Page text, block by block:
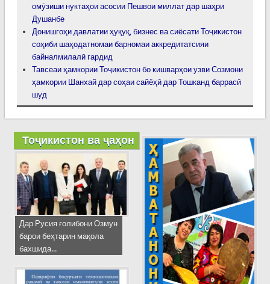
омӯзиши нуктаҳои асосии Пешвои миллат дар шаҳри
Душанбе
Донишгоҳи давлатии ҳуқуқ, бизнес ва сиёсати Тоҷикистон
соҳиби шаҳодатномаи барномаи аккредитатсияи
байналмилалӣ гардид
Тавсеаи ҳамкории Тоҷикистон бо кишварҳои узви Созмони
ҳамкории Шанхай дар соҳаи сайёҳӣ дар Тошканд баррасӣ
шуд
Тоҷикистон ва ҷаҳон
Дар Русия ғолибони Озмун
барои беҳтарин мақола
бахшида...